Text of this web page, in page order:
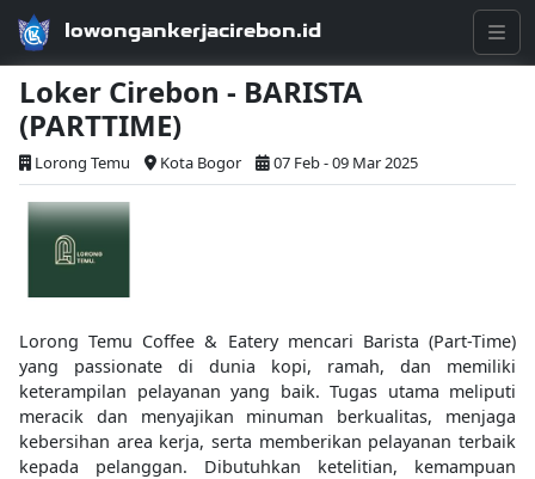
lowongankerjacirebon.id
Loker Cirebon - BARISTA
(PARTTIME)
Lorong Temu Kota Bogor 07 Feb - 09 Mar 2025
Lorong Temu Coffee & Eatery mencari Barista (Part-Time)
yang passionate di dunia kopi, ramah, dan memiliki
keterampilan pelayanan yang baik. Tugas utama meliputi
meracik dan menyajikan minuman berkualitas, menjaga
kebersihan area kerja, serta memberikan pelayanan terbaik
kepada pelanggan. Dibutuhkan ketelitian, kemampuan